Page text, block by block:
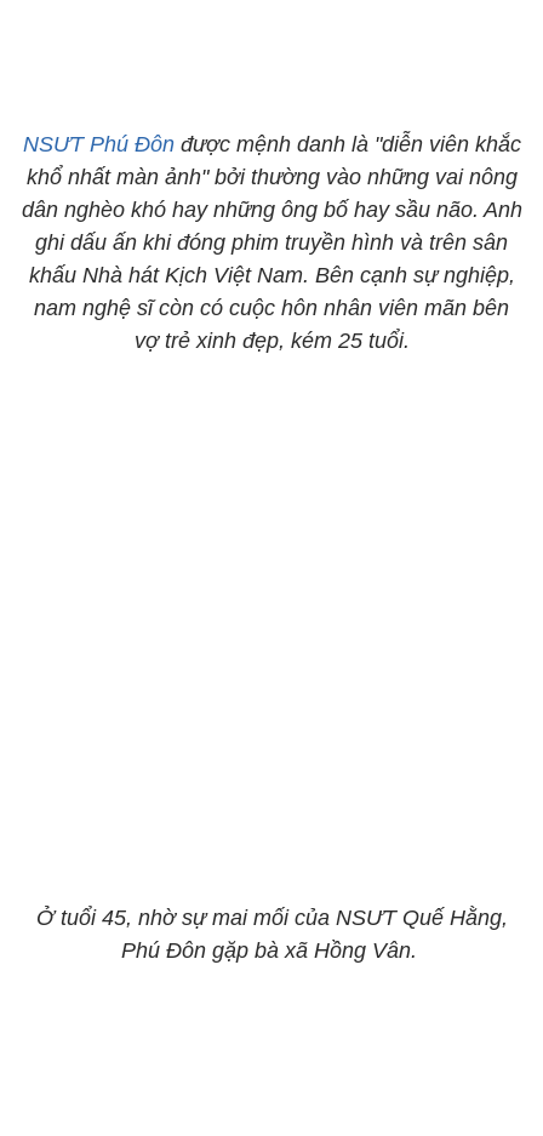
NSƯT Phú Đônđược mệnh danh là "diễn viên khắc
khổ nhất màn ảnh" bởi thường vào những vai nông
dân nghèo khó hay những ông bố hay sầu não. Anh
ghi dấu ấn khi đóng phim truyền hình và trên sân
khấu Nhà hát Kịch Việt Nam. Bên cạnh sự nghiệp,
nam nghệ sĩ còn có cuộc hôn nhân viên mãn bên
vợ trẻ xinh đẹp, kém 25 tuổi.
Ở tuổi 45, nhờ sự mai mối của NSƯT Quế Hằng,
Phú Đôn gặp bà xã Hồng Vân.